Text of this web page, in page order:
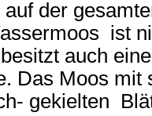
der
ist
auch
Das Moos mit
gekielten